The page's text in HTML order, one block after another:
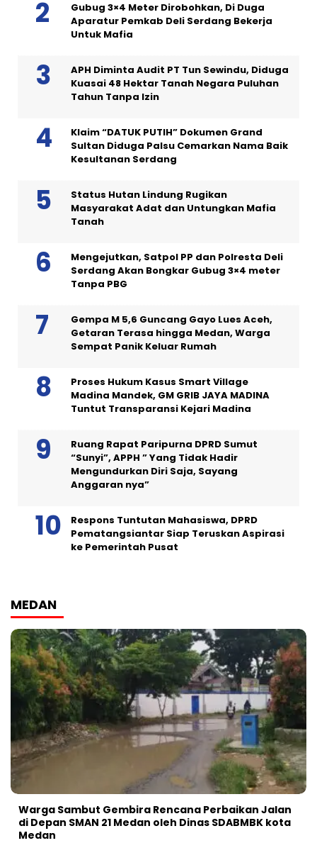
Gubug 3×4 Meter Dirobohkan, Di Duga
Aparatur Pemkab Deli Serdang Bekerja
Untuk Mafia
APH Diminta Audit PT Tun Sewindu, Diduga
Kuasai 48 Hektar Tanah Negara Puluhan
Tahun Tanpa Izin
Klaim “DATUK PUTIH” Dokumen Grand
Sultan Diduga Palsu Cemarkan Nama Baik
Kesultanan Serdang
Status Hutan Lindung Rugikan
Masyarakat Adat dan Untungkan Mafia
Tanah
Mengejutkan, Satpol PP dan Polresta Deli
Serdang Akan Bongkar Gubug 3×4 meter
Tanpa PBG
Gempa M 5,6 Guncang Gayo Lues Aceh,
Getaran Terasa hingga Medan, Warga
Sempat Panik Keluar Rumah
Proses Hukum Kasus Smart Village
Madina Mandek, GM GRIB JAYA MADINA
Tuntut Transparansi Kejari Madina
Ruang Rapat Paripurna DPRD Sumut
“Sunyi”, APPH ” Yang Tidak Hadir
Mengundurkan Diri Saja, Sayang
Anggaran nya”
Respons Tuntutan Mahasiswa, DPRD
Pematangsiantar Siap Teruskan Aspirasi
ke Pemerintah Pusat
MEDAN
Warga Sambut Gembira Rencana Perbaikan Jalan
di Depan SMAN 21 Medan oleh Dinas SDABMBK kota
Medan